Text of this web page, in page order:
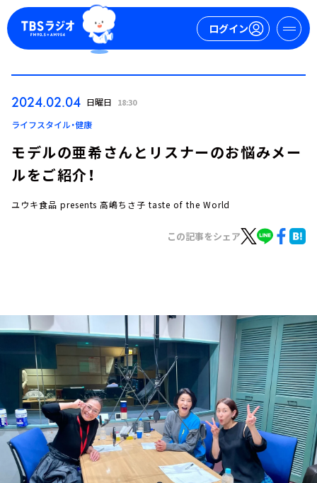
ログイン
ログイン
お知らせ
イベント・グッズ
YouTube
会社情報
2024.02.04 日曜日 18:30
ライフスタイル・健康
モデルの亜希さんとリスナーのお悩みメー
ルをご紹介！
ユウキ食品 presents 高嶋ちさ子 taste of the World
この記事をシェア